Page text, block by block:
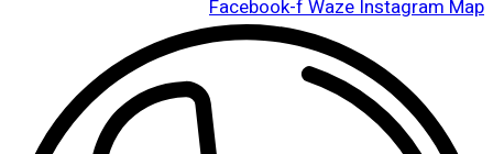
Facebook-f Waze Instagram Map